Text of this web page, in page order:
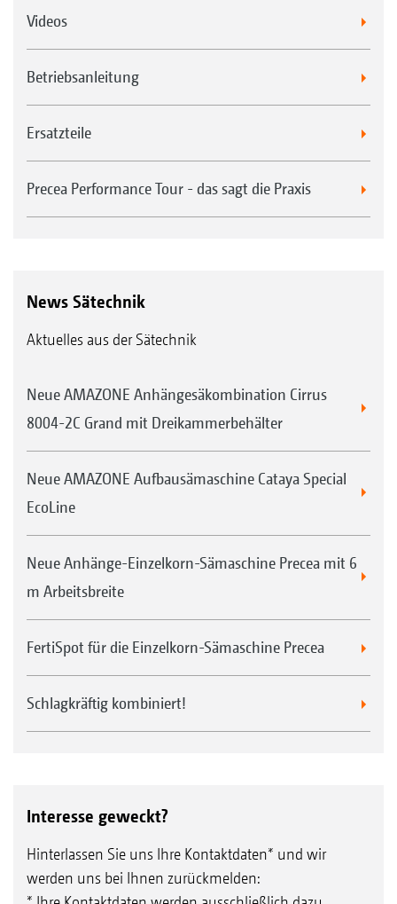
Videos
Betriebsanleitung
Ersatzteile
Precea Performance Tour - das sagt die Praxis
News Sätechnik
Aktuelles aus der Sätechnik
Neue AMAZONE Anhängesäkombination Cirrus
8004-2C Grand mit Dreikammerbehälter
Neue AMAZONE Aufbausämaschine Cataya Special
EcoLine
Neue Anhänge-Einzelkorn-Sämaschine Precea mit 6
m Arbeitsbreite
FertiSpot für die Einzelkorn-Sämaschine Precea
Schlagkräftig kombiniert!
Interesse geweckt?
Hinterlassen Sie uns Ihre Kontaktdaten* und wir
werden uns bei Ihnen zurückmelden: